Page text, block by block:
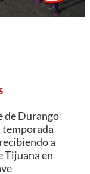
de Durango
temporada
a
Tijuana en